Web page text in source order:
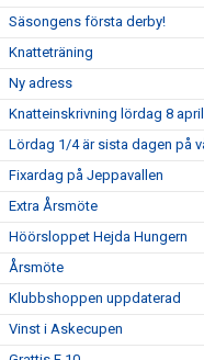
Säsongens första derby!
Knatteträning
Ny adress
Knatteinskrivning lördag 8 april
Lördag 1/4 är sista dagen på
Fixardag på Jeppavallen
Extra Årsmöte
Höörsloppet Hejda Hungern
Årsmöte
Klubbshoppen uppdaterad
Vinst i Askecupen